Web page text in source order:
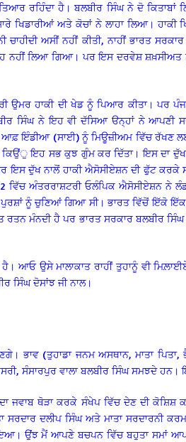
ਰਹਿੰਦਾ ਹੈ। ਬਲਬੀਰ ਸਿੰਘ ਨੇ ਦੋ ਕਿਤਾਬਾਂ
ਖਿਡਾਰੀਆਂ ਅਤੇ ਕੋਚਾਂ ਨੇ ਲਾਹਾ ਲਿਆ। ਹਾਕੀ
ਅਸੀਂ ਨਹੀਂ ਕੀਤੀ, ਨਾਹੀਂ ਭਾਰਤ
ਉਹ ਨਹੀਂ ਲਿਆ ਗਿਆ। ਪਰ ਇਸ ਦਰਵੇਸ਼
ਉਮਰ ਹਾਕੀ ਦੀ ਖੇਡ ਨੂੰ ਪਿਆਰ ਕੀਤਾ। ਪਰ
ਸਿੰਘ ਨੇ ਇਹ ਵੀ ਦੱਸਿਆ ੳਨ੍ਹਾਂ ਨੇ ਆਪਣੀ
ਇੰਡੀਆ (ਸਾਈ) ਨੂੰ ਮਿਊਜ਼ੀਅਮ ਵਿੱਚ ਰੱਖਣ
ਇਹ ਸਭ ਕੁਝ ਗੁੰਮ ਕਰ ਦਿੱਤਾ। ਇਸ ਦਾ ਦੁੱਖ
ਇਸ ਦੁੱਖ ਨਾਲੋਂ ਹਾਕੀ ਐਸੋਸੀਏਸ਼ਨ ਦੀ ਫੁੱਟ ਕਰਕੇ
ਵਿੱਚ ਅੰਤਰਰਾਸ਼ਟਰੀ ਓਲੰਪਿਕ ਐਸੋਸੀਏਸ਼ਨ ਨੇ
ਨੂੰ ਚੁਣਿਆਂ ਗਿਆ ਸੀ। ਭਾਰਤ ਵਿੱਚੋਂ ਇੱਕੋ ਇੱਕ,
ਮੰਨਦੀ ਹੈ ਪਰ ਭਾਰਤ ਸਰਕਾਰ ਬਲਬੀਰ
ਆਓ ਉਸੇ ਮਾਲਾਕਾਤ ਰਾਹੀਂ ਤੁਹਾਨੂੰ ਵੀ
ਸਿੰਘ ਦੋਸਾਂਝ ਜੀ ਨਾਲ।
ਭਾਵ (ਤੁਹਾਡਾ ਜਨਮ ਅਸਥਾਨ, ਮਾਤਾ ਪਿਤਾ,
ਸੰਸਾਰਪੁਰ ਵਾਲਾ ਬਲਬੀਰ ਸਿੰਘ ਸਮਝਦੇ ਹਨ।
ਥੋੜਾ ਕਰਕੇ ਸੰਖੇਪ ਵਿੱਚ ਦੇਣ ਦੀ ਕੋਸ਼ਿਸ਼
ਸਰਦਾਰ ਦਲੀਪ ਸਿੰਘ ਅਤੇ ਮਾਤਾ ਸਰਦਾਰਨੀ
ਉਂਝ ਮੈਂ ਆਪਣੇ ਬਚਪਨ ਵਿੱਚ ਬਹੁਤਾ ਸਮਾਂ ਆਪਣੇ